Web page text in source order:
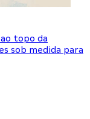
topo da
sob medida para